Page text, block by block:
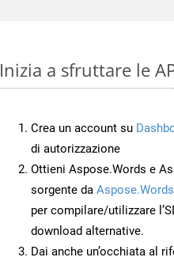
Inizia a sfruttare le
Crea un account su
di autorizzazione
Ottieni Aspose.Words e
sorgente da
per compilare/utilizzare
download alternative.
Dai anche un’occhiata al